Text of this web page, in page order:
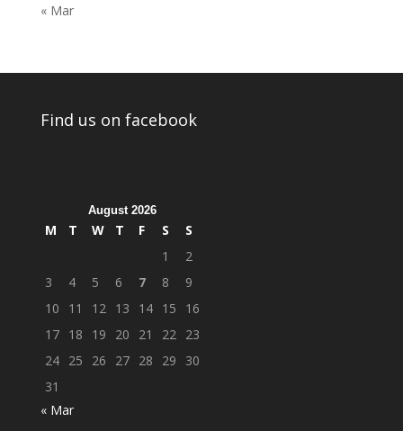
« Mar
Find us on facebook
August 2026
M T W T F S
S
1
2
3
4 5 6 7 8
9
10
11 12 13 14 15
16
17 18 19 20 21 22 23
24 25 26 27 28 29
30
31
« Mar